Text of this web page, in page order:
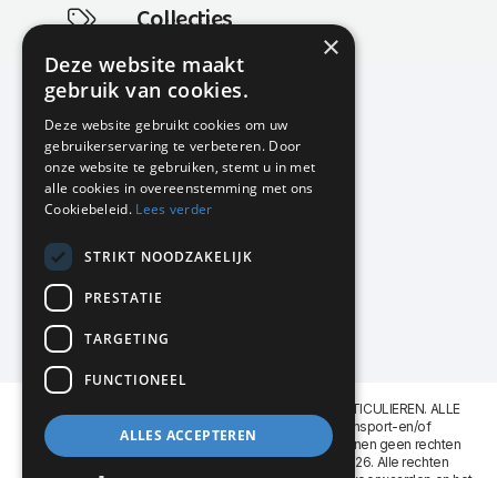
Collecties
Actuele en populaire collecties
KMP Kantoormeubilair
Airport Business Park
Frankfurtstraat 29-31
1175 RH Lijnden
020-617 01 26
info@kmpkantoormeubilair.nl
Facebook
Instagram
KMP Kantoormeubilair levert aan BEDRIJVEN en PARTICULIEREN. ALLE
GENOEMDE PRIJZEN ZIJN EXCL. 21% B.T.W. Transport-en/of
Montagekosten op aanvraag. Aan deze website kunnen geen rechten
worden ontleend. KMP Kantoormeubilair VOF © 2026. Alle rechten
×
Deze website maakt
gebruik van cookies.
Deze website gebruikt cookies om uw
gebruikerservaring te verbeteren. Door
onze website te gebruiken, stemt u in met
alle cookies in overeenstemming met ons
Cookiebeleid. Lees verder
STRIKT NOODZAKELIJK
PRESTATIE
TARGETING
FUNCTIONEEL
ALLES ACCEPTEREN